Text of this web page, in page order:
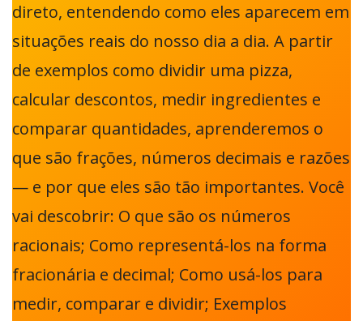
direto, entendendo como eles aparecem em
situações reais do nosso dia a dia. A partir
de exemplos como dividir uma pizza,
calcular descontos, medir ingredientes e
comparar quantidades, aprenderemos o
que são frações, números decimais e razões
— e por que eles são tão importantes. Você
vai descobrir: O que são os números
racionais; Como representá-los na forma
fracionária e decimal; Como usá-los para
medir, comparar e dividir; Exemplos